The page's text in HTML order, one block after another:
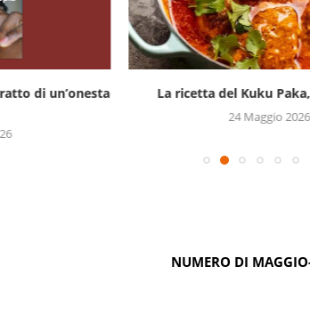
di un’onesta
La ricetta del Kuku
24 Maggio 2026
NUMERO DI